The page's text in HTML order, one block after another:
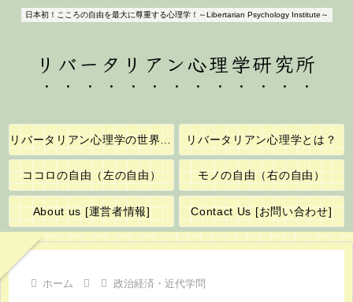
日本初！こころの自由を最大に尊重する心理学！～Libertarian Psychology Institute～
リバータリアン心理学研究所
リバータリアン心理学の世界へようこそ！ リバータリアン心理学とは？
ココロの自由（左の自由） モノの自由（右の自由）
About us [運営者情報] Contact Us [お問い合わせ]
ホーム 政治経済・近代学問